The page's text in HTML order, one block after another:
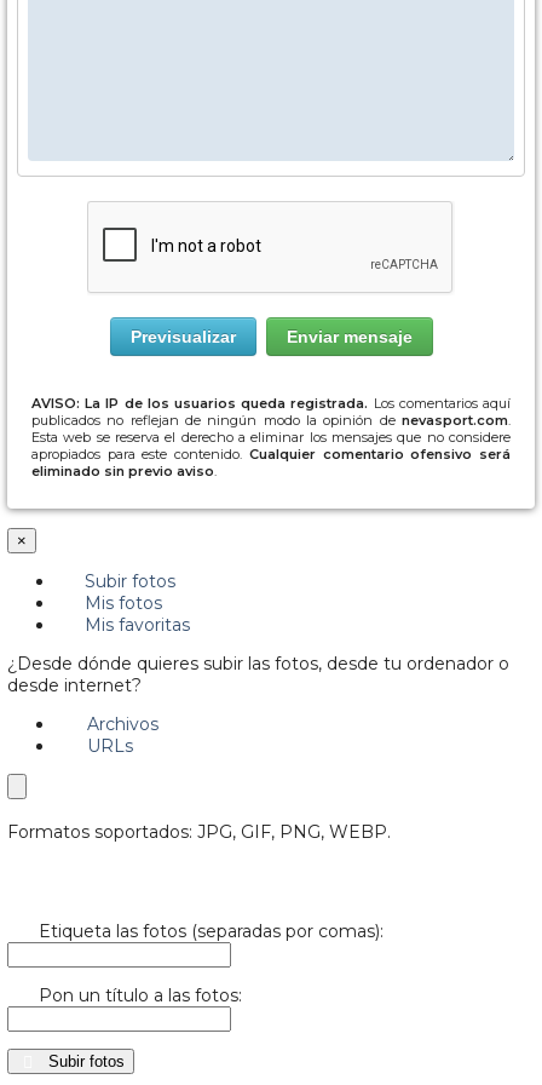
AVISO: La IP de los usuarios queda registrada. Los comentarios aquí
publicados no reflejan de ningún modo la opinión de nevasport.com.
Esta web se reserva el derecho a eliminar los mensajes que no considere
apropiados para este contenido. Cualquier comentario ofensivo será
eliminado sin previo aviso.
×
Subir fotos
Mis fotos
Mis favoritas
¿Desde dónde quieres subir las fotos, desde tu ordenador o
desde internet?
Archivos
URLs
Formatos soportados: JPG, GIF, PNG, WEBP.
Etiqueta las fotos (separadas por comas):
Pon un título a las fotos:
Subir fotos